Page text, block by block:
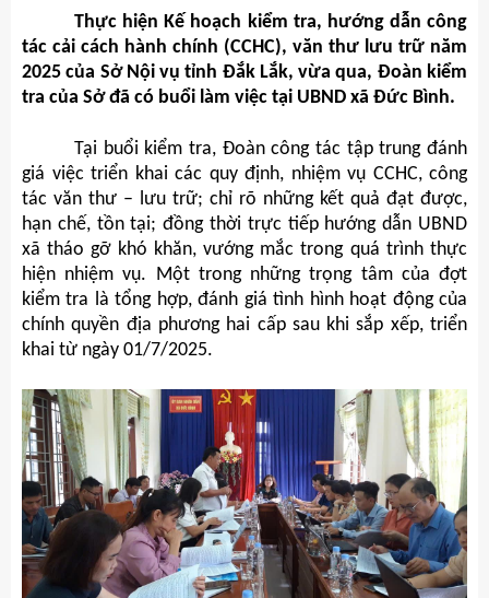
Thực hiện Kế hoạch kiểm tra, hướng dẫn công
tác cải cách hành chính (CCHC), văn thư lưu trữ năm
2025 của Sở Nội vụ tỉnh Đắk Lắk, vừa qua, Đoàn kiểm
tra của Sở đã có buổi làm việc tại UBND xã Đức Bình.
Tại buổi kiểm tra, Đoàn công tác tập trung đánh
giá việc triển khai các quy định, nhiệm vụ CCHC, công
tác văn thư – lưu trữ; chỉ rõ những kết quả đạt được,
hạn chế, tồn tại; đồng thời trực tiếp hướng dẫn UBND
xã tháo gỡ khó khăn, vướng mắc trong quá trình thực
hiện nhiệm vụ. Một trong những trọng tâm của đợt
kiểm tra là tổng hợp, đánh giá tình hình hoạt động của
chính quyền địa phương hai cấp sau khi sắp xếp, triển
khai từ ngày 01/7/2025.